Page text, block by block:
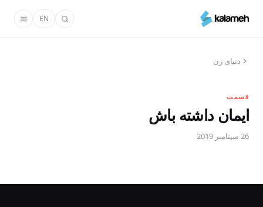
محتوای
EN
دنیای زن
قسمت
ایمان داشته باش
26 سپتامبر 2019